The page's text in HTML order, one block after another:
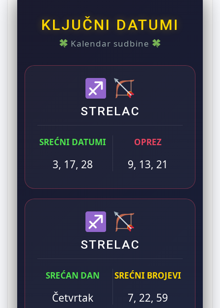
KLJUČNI DATUMI
Kalendar sudbine
STRELAC
SREĆNI DATUMI
3, 17, 28
OPREZ
9, 13, 21
STRELAC
SREĆAN DAN
Četvrtak
SREĆNI BROJEVI
7, 22, 59